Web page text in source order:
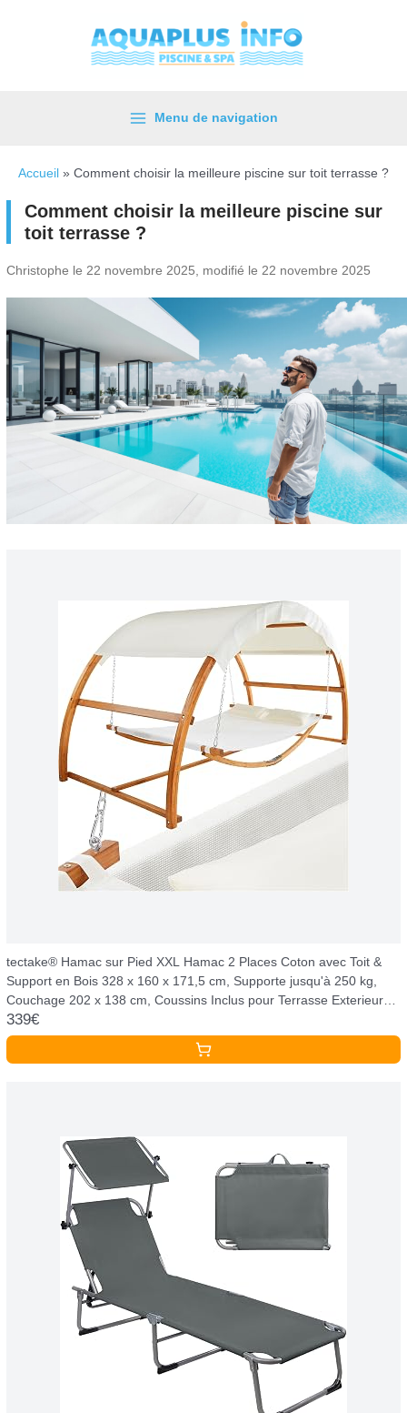
Menu
Menu de navigation
Accueil » Comment choisir la meilleure piscine sur toit terrasse ?
Comment choisir la meilleure piscine sur
toit terrasse ?
Christophe le 22 novembre 2025, modifié le 22 novembre 2025
tectake® Hamac sur Pied XXL Hamac 2 Places Coton avec Toit &
Support en Bois 328 x 160 x 171,5 cm, Supporte jusqu'à 250 kg,
Couchage 202 x 138 cm, Coussins Inclus pour Terrasse Exterieur
Piscine
339€